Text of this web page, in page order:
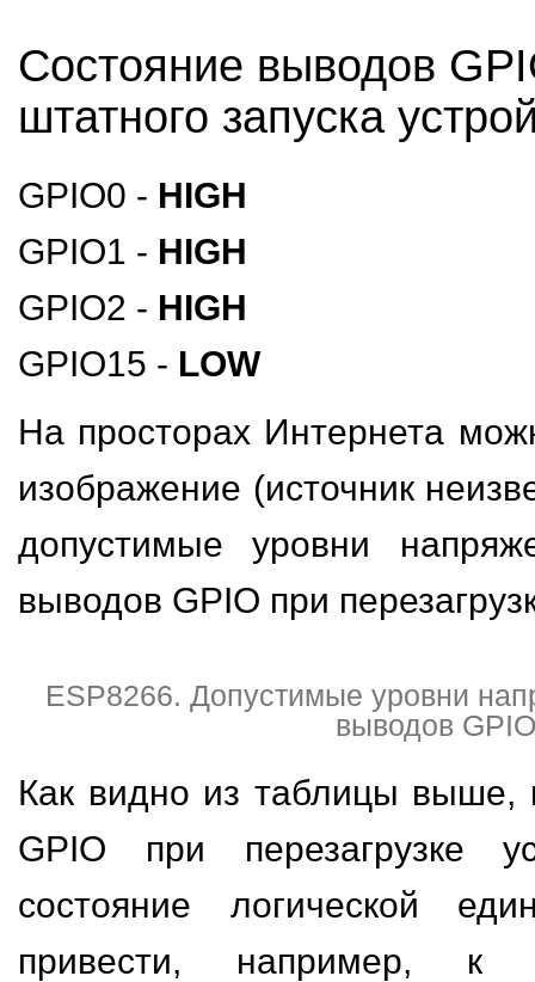
Состояние выводов
штатного запуска
GPIO0 - HIGH
GPIO1 - HIGH
GPIO2 - HIGH
GPIO15 - LOW
На просторах Интернета
изображение (источник
допустимые уровни
выводов GPIO при
ESP8266. Допустимые уровни
выводов GPIO
Как видно из таблицы выше,
GPIO при перезагрузке
состояние логической
привести, например, к